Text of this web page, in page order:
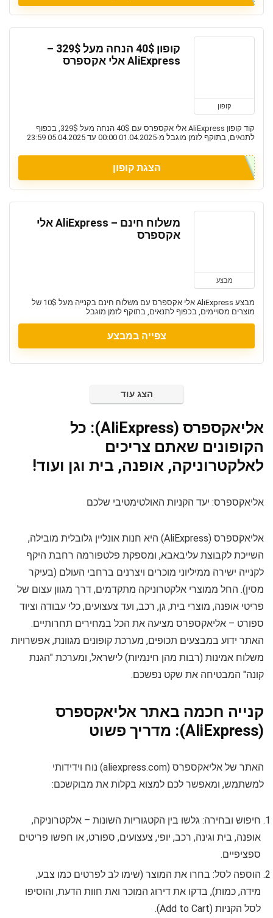
קופון
קופון 40$ הנחה מעל 329$ –
AliExpress אלי אקספרס
קוד קופון AliExpress אלי אקספרס עם 40$ הנחה מעל 329$, בכפוף
לתנאים, בתוקף לזמן מוגבל מ-01.04.2025 00:00 עד 05.04.2025 23:59
הצגת קופון
מבצע
משלוח חינם – AliExpress אלי
אקספרס
מבצע AliExpress אלי אקספרס עם משלוח חינם בקנייה מעל 10$ של
מוצרים מסויימים, בכפוף לתנאים, בתוקף לזמן מוגבל
צפייה במבצע
הצג עוד
אליאקספרס (AliExpress): כל
הקופונים שאתם צריכים
לאלקטרוניקה, אופנה, בית וגן ועוד!
אליאקספרס: יעד הקניות האולטימטיבי שלכם
אליאקספרס (AliExpress) היא חנות אונליין גלובלית מובילה,
השייכת לקבוצת עליבאבא, ומספקת פלטפורמה רחבת היקף
לקנייה ישירה ממיליוני מוכרים ויצרנים ברחבי העולם (בעיקר
מסין). החל ממוצרי אלקטרוניקה מתקדמים, דרך מגוון עצום של
פריטי אופנה, מוצרי בית, גן, רכב, ועד צעצועים, כלי עבודה וציוד
ספורט – אליאקספרס מציעה את הכל במחירים תחרותיים.
האתר ידוע במבצעים תכופים, מערכת קופונים מגוונת, אפשרויות
משלוח אמינות (רבות מהן חינמיות) לישראל, ומערכת "הגנת
קונה" המבטיחה את שקט נפשכם.
קנייה חכמה באתר אליאקספרס
(AliExpress): מדריך פשוט
האתר של אליאקספרס (aliexpress.com) נוח וידידותי
למשתמש, ומאפשר לכם למצוא בקלות את מבוקשכם:
חיפוש ובחירה: גלשו בין הקטגוריות השונות – אלקטרוניקה,
אופנה, בית וגינה, רכב, יופי, צעצועים, ספורט, או חפשו פריטים
ספציפיים.
הוספה לסל: בחרו את המוצר (שימו לב לפרטים כמו צבע,
מידה, כמות), בדקו את דירוג המוכר ואת חוות הדעת, והוסיפו
לסל הקניות (Add to Cart).